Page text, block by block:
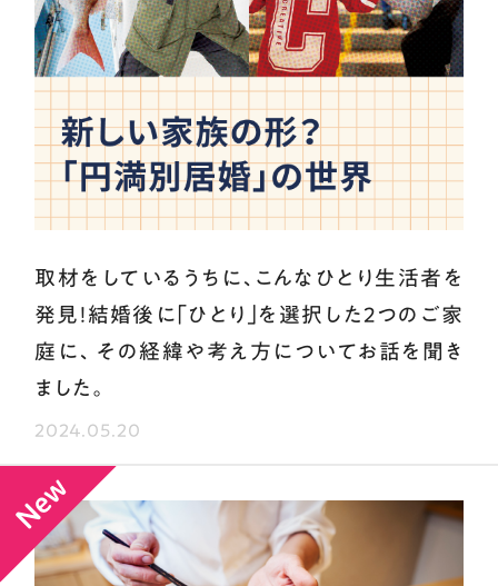
取材をしているうちに､こんなひとり生活者を
発見！結婚後に｢ひとり｣を選択した2つのご家
庭に、その経緯や考え方についてお話を聞き
ました。
2024.05.20